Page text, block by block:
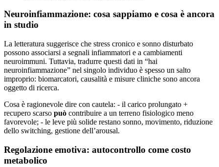
Neuroinfiammazione: cosa sappiamo e cosa è ancora
in studio
La letteratura suggerisce che stress cronico e sonno disturbato
possono associarsi a segnali infiammatori e a cambiamenti
neuroimmuni. Tuttavia, tradurre questi dati in “hai
neuroinfiammazione” nel singolo individuo è spesso un salto
improprio: biomarcatori, causalità e misure cliniche sono ancora
oggetto di ricerca.
Cosa è ragionevole dire con cautela: - il carico prolungato +
recupero scarso può contribuire a un terreno fisiologico meno
favorevole; - le leve più solide restano sonno, movimento, riduzione
dello switching, gestione dell’arousal.
Regolazione emotiva: autocontrollo come costo
metabolico